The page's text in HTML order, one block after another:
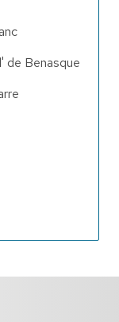
de Benasque